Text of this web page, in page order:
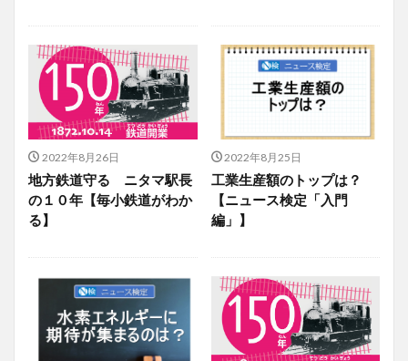
2022年8月26日
地方鉄道守る ニタマ駅長
の１０年【毎小鉄道がわか
る】
2022年8月25日
工業生産額のトップは？
【ニュース検定「入門
編」】